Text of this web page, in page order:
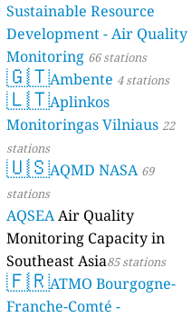
Sustainable Resource
Development - Air Quality
Monitoring 66 stations
🇬🇹Ambente 4 stations
🇱🇹Aplinkos
Monitoringas Vilniaus 22
stations
🇺🇸AQMD NASA 69
stations
AQSEAAir Quality
Monitoring Capacity in
Southeast Asia85 stations
🇫🇷ATMO Bourgogne-
Franche-Comté -